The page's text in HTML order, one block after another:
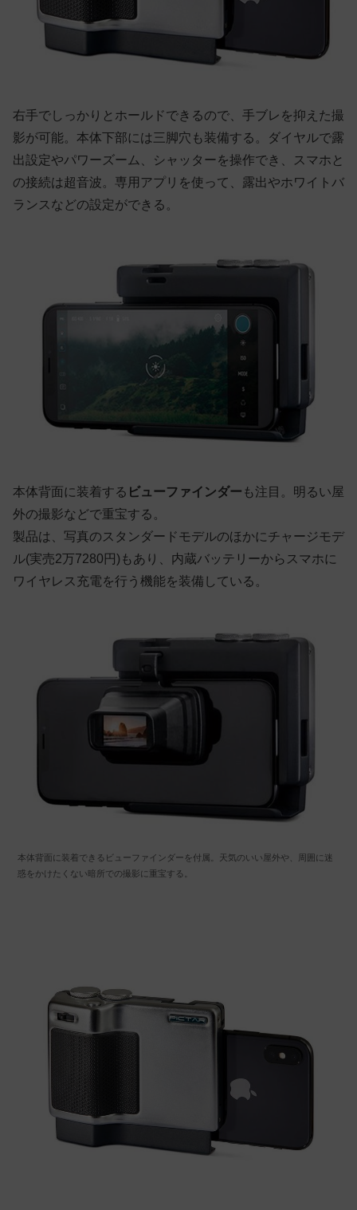
右手でしっかりとホールドできるので、手ブレを抑えた撮
影が可能。本体下部には三脚穴も装備する。ダイヤルで露
出設定やパワーズーム、シャッターを操作でき、スマホと
の接続は超音波。専用アプリを使って、露出やホワイトバ
ランスなどの設定ができる。
本体背面に装着する ビューファインダー も注目。明るい屋
外の撮影などで重宝する。
製品は、写真のスタンダードモデルのほかにチャージモデ
ル(実売2万7280円)もあり、内蔵バッテリーからスマホに
ワイヤレス充電を行う機能を装備している。
本体背面に装着できるビューファインダーを付属。天気のいい屋外や、周囲に迷
惑をかけたくない暗所での撮影に重宝する。